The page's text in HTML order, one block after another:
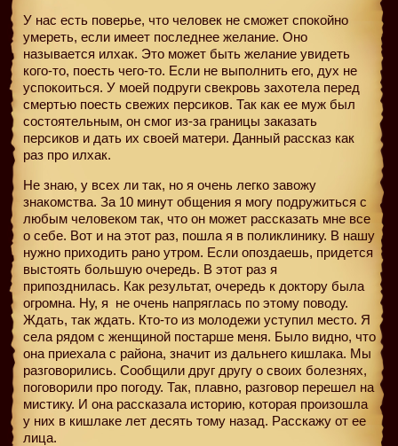
У нас есть поверье, что человек не сможет спокойно
умереть, если имеет последнее желание. Оно
называется илхак. Это может быть желание увидеть
кого-то, поесть чего-то. Если не выполнить его, дух не
успокоиться. У моей подруги свекровь захотела перед
смертью поесть свежих персиков. Так как ее муж был
состоятельным, он смог из-за границы заказать
персиков и дать их своей матери. Данный рассказ как
раз про илхак.
Не знаю, у всех ли так, но я очень легко завожу
знакомства. За 10 минут общения я могу подружиться с
любым человеком так, что он может рассказать мне все
о себе. Вот и на этот раз, пошла я в поликлинику. В нашу
нужно приходить рано утром. Если опоздаешь, придется
выстоять большую очередь. В этот раз я
припозднилась. Как результат, очередь к доктору была
огромна. Ну, я не очень напряглась по этому поводу.
Ждать, так ждать. Кто-то из молодежи уступил место. Я
села рядом с женщиной постарше меня. Было видно, что
она приехала с района, значит из дальнего кишлака. Мы
разговорились. Сообщили друг другу о своих болезнях,
поговорили про погоду. Так, плавно, разговор перешел на
мистику. И она рассказала историю, которая произошла
у них в кишлаке лет десять тому назад. Расскажу от ее
лица.